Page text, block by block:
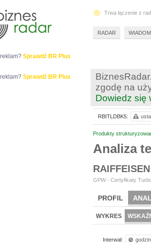
zgodę na
Dowiedz się
Produkty
Analiza
GPW - Certyfikaty
PROFIL
WYKRES
Interwał:
RBITLDBK5:
Sprawdź BR Plus
Sprawdź BR Plus
Trwa łączenie z
RADAR